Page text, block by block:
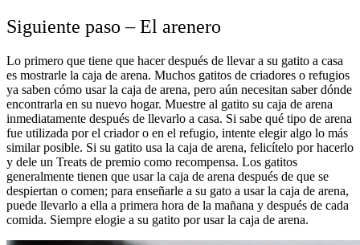
Siguiente paso – El arenero
Lo primero que tiene que hacer después de llevar a su gatito a casa
es mostrarle la caja de arena. Muchos gatitos de criadores o refugios
ya saben cómo usar la caja de arena, pero aún necesitan saber dónde
encontrarla en su nuevo hogar. Muestre al gatito su caja de arena
inmediatamente después de llevarlo a casa. Si sabe qué tipo de arena
fue utilizada por el criador o en el refugio, intente elegir algo lo más
similar posible. Si su gatito usa la caja de arena, felicítelo por hacerlo
y dele un Treats de premio como recompensa. Los gatitos
generalmente tienen que usar la caja de arena después de que se
despiertan o comen; para enseñarle a su gato a usar la caja de arena,
puede llevarlo a ella a primera hora de la mañana y después de cada
comida. Siempre elogie a su gatito por usar la caja de arena.